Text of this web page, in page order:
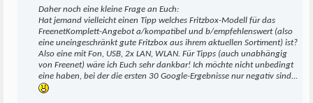
Daher noch eine kleine Frage an Euch:
Hat jemand vielleicht einen Tipp welches Fritzbox-Modell für das
FreenetKomplett-Angebot a/kompatibel und b/empfehlenswert (also
eine uneingeschränkt gute Fritzbox aus ihrem aktuellen Sortiment) ist?
Also eine mit Fon, USB, 2x LAN, WLAN. Für Tipps (auch unabhängig
von Freenet) wäre ich Euch sehr dankbar! Ich möchte nicht unbedingt
eine haben, bei der die ersten 30 Google-Ergebnisse nur negativ sind...